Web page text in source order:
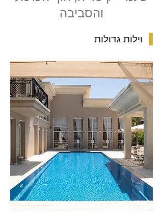
והסביבה
וילות גדולות